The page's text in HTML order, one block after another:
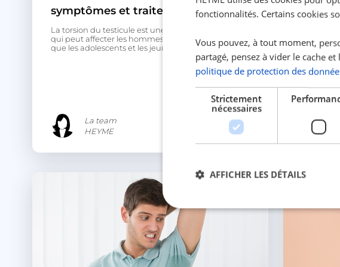
symptômes et traitement
La torsion du testicule est une urgence médicale
qui peut affecter les hommes de tous âges, bien
que les adolescents et les jeunes adultes soient les...
La team
HEYME
quoi
fonctionnalités. Certains cookies
Vous pouvez, à tout moment,
partagé, pensez à vider le cache
politique de protection des
Strictement
nécessaires
AFFICHER LES DÉTAILS
Les cookies strictement nécessaires
la gestion des comptes. Le site Web ne